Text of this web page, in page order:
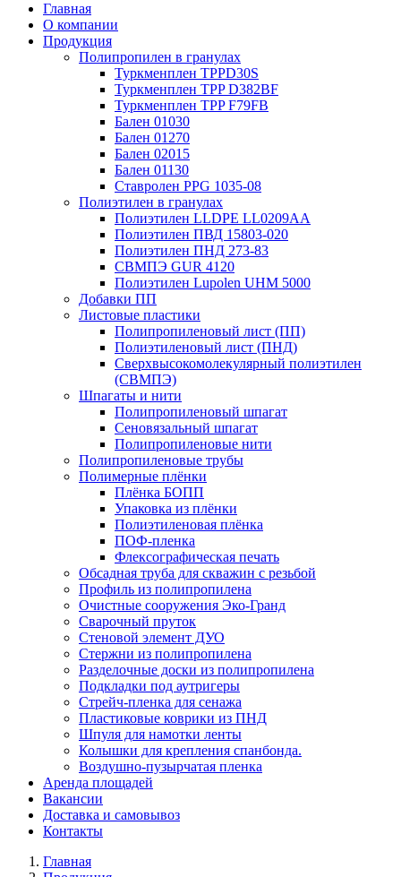
Главная
О компании
Продукция
Полипропилен в гранулах
Туркменплен TPPD30S
Туркменплен TPP D382BF
Туркменплен TPP F79FB
Бален 01030
Бален 01270
Бален 02015
Бален 01130
Ставролен PPG 1035-08
Полиэтилен в гранулах
Полиэтилен LLDPE LL0209AA
Полиэтилен ПВД 15803-020
Полиэтилен ПНД 273-83
СВМПЭ GUR 4120
Полиэтилен Lupolen UHM 5000
Добавки ПП
Листовые пластики
Полипропиленовый лист (ПП)
Полиэтиленовый лист (ПНД)
Сверхвысокомолекулярный полиэтилен
(СВМПЭ)
Шпагаты и нити
Полипропиленовый шпагат
Сеновязальный шпагат
Полипропиленовые нити
Полипропиленовые трубы
Полимерные плёнки
Плёнка БОПП
Упаковка из плёнки
Полиэтиленовая плёнка
ПОФ-пленка
Флексографическая печать
Обсадная труба для скважин с резьбой
Профиль из полипропилена
Очистные сооружения Эко-Гранд
Сварочный пруток
Стеновой элемент ДУО
Стержни из полипропилена
Разделочные доски из полипропилена
Подкладки под аутригеры
Cтрейч-пленка для сенажа
Пластиковые коврики из ПНД
Шпуля для намотки ленты
Колышки для крепления спанбонда.
Воздушно-пузырчатая пленка
Аренда площадей
Вакансии
Доставка и самовывоз
Контакты
Главная